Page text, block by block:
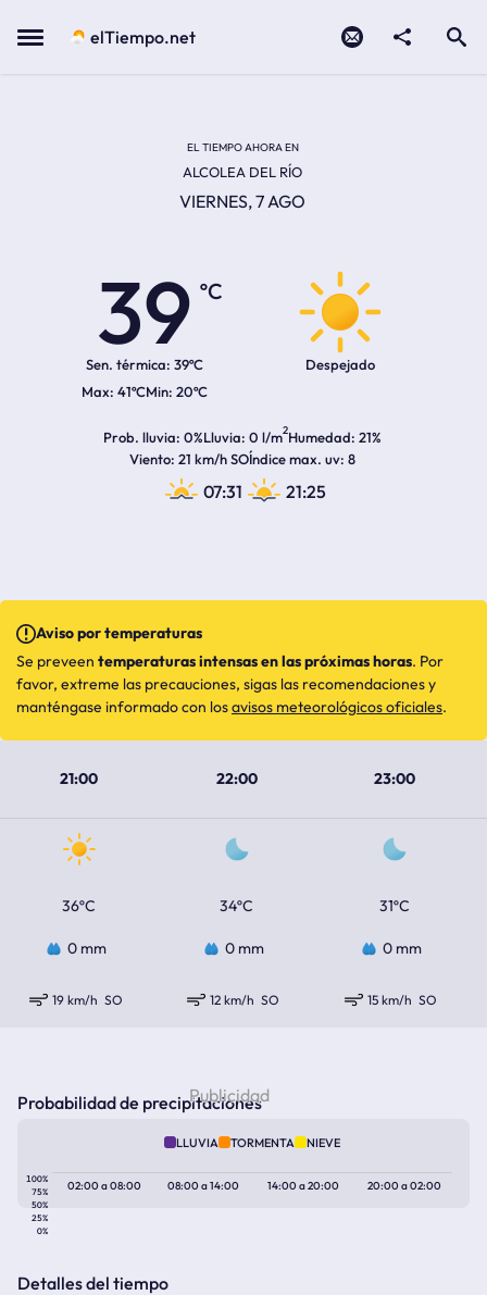
Menu elTiempo.net
EL TIEMPO AHORA EN
ALCOLEA DEL RÍO
VIERNES, 7 AGO
39
ºC
Sen. térmica: 39ºC
41ºC 20ºC
Despejado
Prob. lluvia 0%Lluvia 0 l/m2Humedad 21%
Viento 21 km/h SOÍndice max. uv 8
07:31 21:25
21:00 22:00 23:00
36ºC 34ºC 31ºC
0 mm 0 mm 0 mm
19 km/h SO 12 km/h SO 15 km/h SO
Aviso por temperaturas
Se preveen temperaturas intensas en las próximas horas. Por
favor, extreme las precauciones, sigas las recomendaciones y
manténgase informado con losavisos meteorológicos oficiales.
Probabilidad de precipitaciones
LLUVIA TORMENTA NIEVE
100%
75%
50%
25%
0%
02:00a08:00 08:00a14:00 14:00a20:00 20:00a02:00
Detalles del tiempo